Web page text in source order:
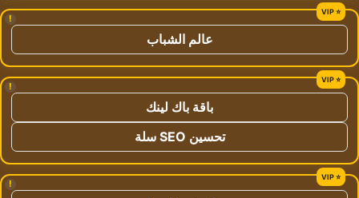
!
عالم الشباب
!
باقة باك لينك
تحسين SEO سلة
!